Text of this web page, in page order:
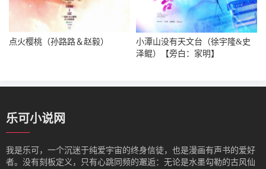
点火樱桃（孙路路＆赵毅）
小潭山没有天文台（徐宇隆&史
泽鲲）【旁白：家明】
乐可小说网
我是‌乐可，一个沉迷于纯爱宇宙的终身信徒，也是漫画有声书的爱好
者。没有刻板定义，只有心跳同频的邂逅：无论是水墨勾勒的古风仙